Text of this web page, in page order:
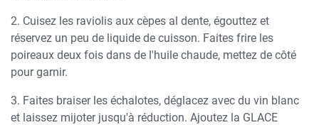
2. Cuisez les raviolis aux cèpes al dente, égouttez et
réservez un peu de liquide de cuisson. Faites frire les
poireaux deux fois dans de l'huile chaude, mettez de côté
pour garnir.
3. Faites braiser les échalotes, déglacez avec du vin blanc
et laissez mijoter jusqu'à réduction. Ajoutez la GLACE